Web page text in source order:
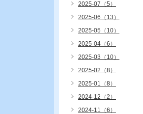
2025-07（5）
2025-06（13）
2025-05（10）
2025-04（6）
2025-03（10）
2025-02（8）
2025-01（8）
2024-12（2）
2024-11（6）